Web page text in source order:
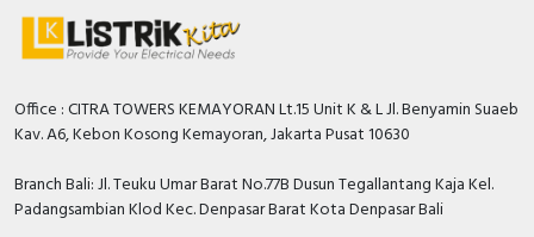
Office : CITRA TOWERS KEMAYORAN Lt.15 Unit K & L Jl. Benyamin Suaeb
Kav. A6, Kebon Kosong Kemayoran, Jakarta Pusat 10630
Branch Bali: Jl. Teuku Umar Barat No.77B Dusun Tegallantang Kaja Kel.
Padangsambian Klod Kec. Denpasar Barat Kota Denpasar Bali